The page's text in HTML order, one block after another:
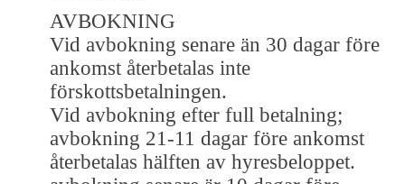
AVBOKNING
Vid avbokning senare än 30 dagar före
ankomst återbetalas inte
förskottsbetalningen.
Vid avbokning efter full betalning;
avbokning 21-11 dagar före ankomst
återbetalas hälften av hyresbeloppet.